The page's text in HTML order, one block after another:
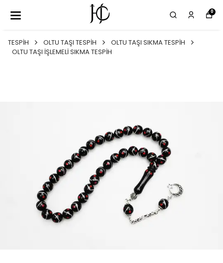
0
TESPİH OLTU TAŞI TESPİH
OLTU TAŞI SIKMA TESPİH
OLTU TAŞI İŞLEMELİ SIKMA TESPİH